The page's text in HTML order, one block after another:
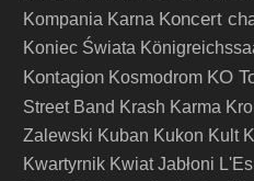
Kompania Karna Koncert
Koniec Świata
Kontagion Kosmodrom KO
Street Band Krash Karma
Zalewski Kuban Kukon Kult
Kwartyrnik Kwiat Jabłoni